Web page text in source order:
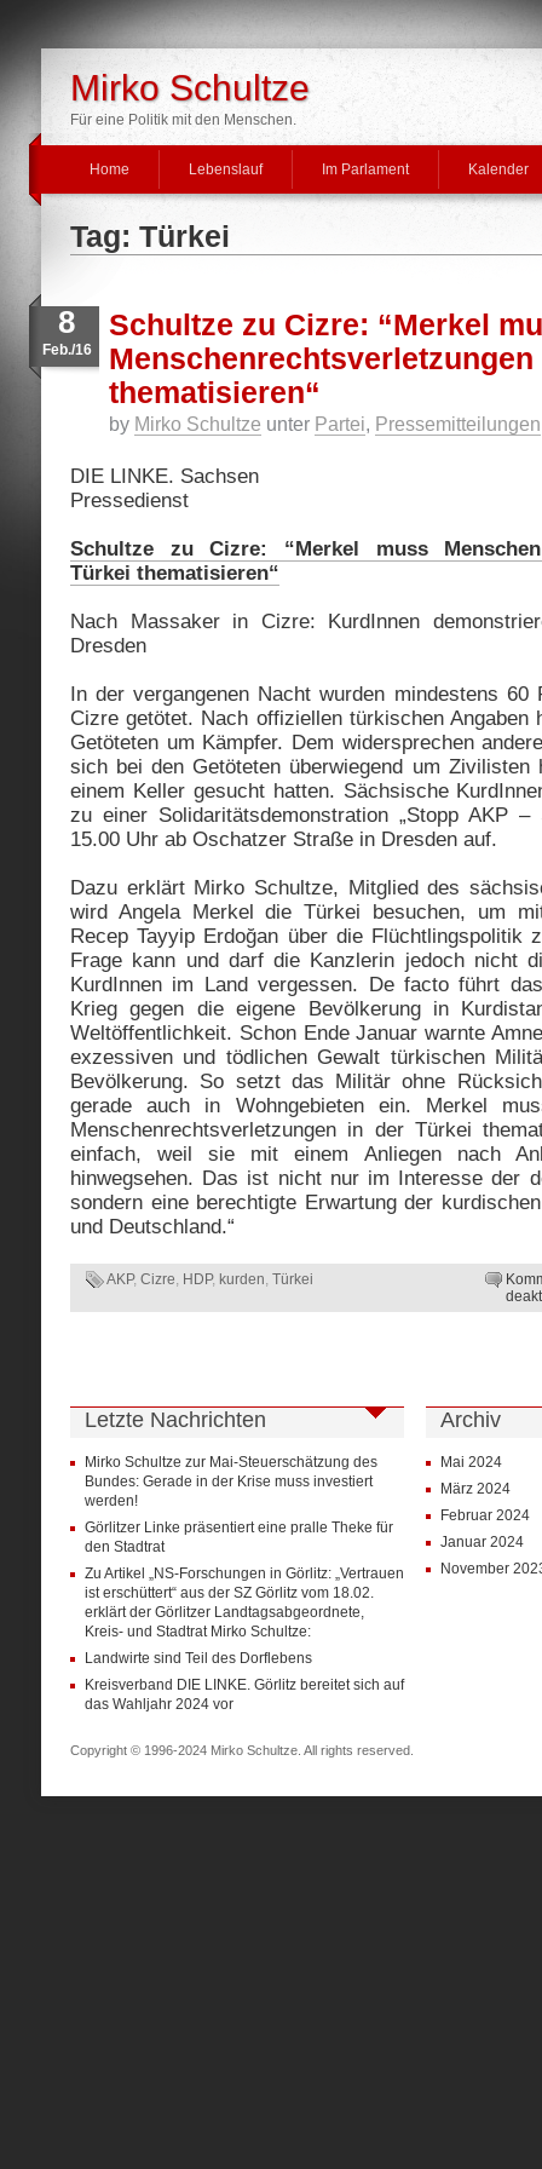
Mirko Schultze
Für eine Politik mit den Menschen.
Home Lebenslauf Im Parlament Kalender
Tag: Türkei
8
Feb./16
Schultze zu Cizre: “Merkel
thematisieren“
by Mirko Schultze unter Partei, Pressemitteilungen
DIE LINKE. Sachsen
Pressedienst
Schultze zu Cizre: “Merkel muss
Türkei thematisieren“
Nach Massaker in Cizre: KurdInnen
Dresden
In der vergangenen Nacht wurden mindestens 60
Cizre getötet. Nach offiziellen türkischen Angaben
Getöteten um Kämpfer. Dem widersprechen
sich bei den Getöteten überwiegend um Zivilisten
einem Keller gesucht hatten. Sächsische
zu einer Solidaritätsdemonstration „Stopp ‪‎AKP‬ –
15.00 Uhr ab Oschatzer Straße in Dresden auf.
Dazu erklärt Mirko Schultze, Mitglied des
wird Angela Merkel die Türkei besuchen, um
Recep Tayyip Erdoğan über die Flüchtlingspolitik
Frage kann und darf die Kanzlerin jedoch nicht
KurdInnen im Land vergessen. De facto führt
Krieg gegen die eigene Bevölkerung in
Weltöffentlichkeit. Schon Ende Januar warnte
exzessiven und tödlichen Gewalt türkischen
Bevölkerung. So setzt das Militär ohne
gerade auch in Wohngebieten ein. Merkel
Menschenrechtsverletzungen in der Türkei
einfach, weil sie mit einem Anliegen nach
hinwegsehen. Das ist nicht nur im Interesse der
sondern eine berechtigte Erwartung der
und Deutschland.“
AKP, Cizre, HDP, kurden, Türkei
Letzte Nachrichten
Mirko Schultze zur Mai-Steuerschätzung des
Bundes: Gerade in der Krise muss investiert
werden!
Görlitzer Linke präsentiert eine pralle Theke für
den Stadtrat
Zu Artikel „NS-Forschungen in Görlitz: „Vertrauen
ist erschüttert“ aus der SZ Görlitz vom 18.02.
erklärt der Görlitzer Landtagsabgeordnete,
Kreis- und Stadtrat Mirko Schultze:
Landwirte sind Teil des Dorflebens
Kreisverband DIE LINKE. Görlitz bereitet sich auf
das Wahljahr 2024 vor
Archiv
Mai 2024
März 2024
Februar 2024
Januar 2024
November
Copyright © 1996-2024 Mirko Schultze. All rights reserved.